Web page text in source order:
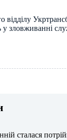
відділу
зловживанні
сталася